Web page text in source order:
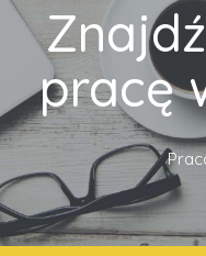
pracę